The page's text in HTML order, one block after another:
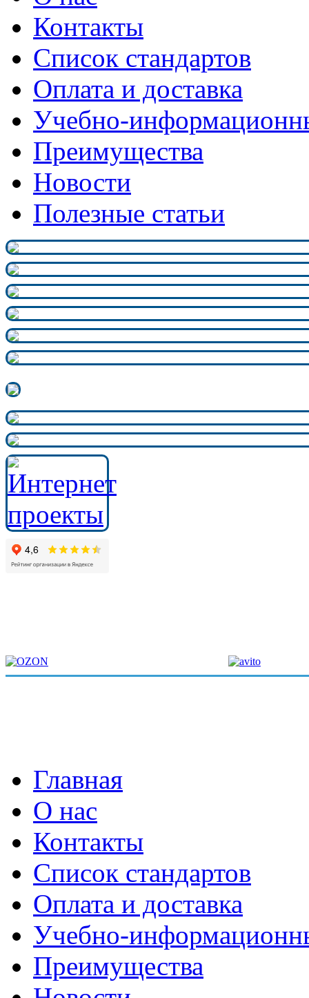
Контакты
Список стандартов
Оплата и доставка
Учебно-
Преимущества
Новости
Полезные статьи
Главная
О нас
Контакты
Список стандартов
Оплата и доставка
Учебно-
Преимущества